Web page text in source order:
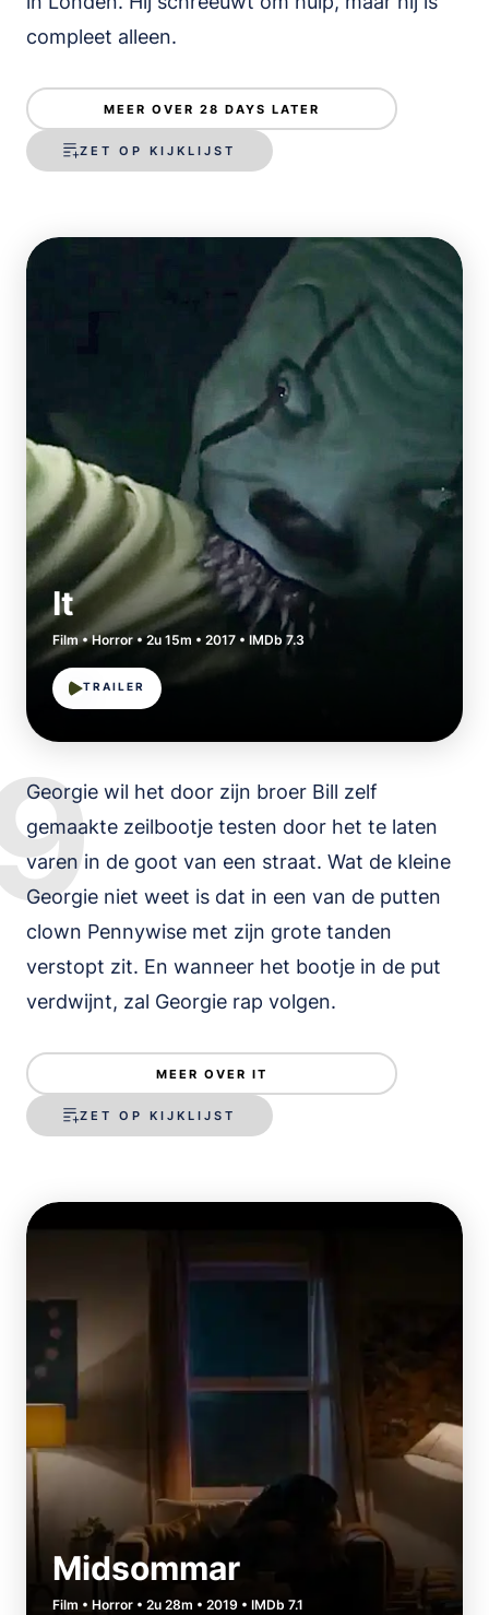
compleet alleen.
MEER OVER 28 DAYS LATER
ZET OP KIJKLIJST
It
Film • Horror • 2u 15m • 2017 • IMDb 7.3
TRAILER
Georgie wil het door zijn broer Bill zelf
gemaakte zeilbootje testen door het te laten
varen in de goot van een straat. Wat de kleine
Georgie niet weet is dat in een van de putten
clown Pennywise met zijn grote tanden
verstopt zit. En wanneer het bootje in de put
verdwijnt, zal Georgie rap volgen.
MEER OVER IT
ZET OP KIJKLIJST
Midsommar
Film • Horror • 2u 28m • 2019 • IMDb 7.1